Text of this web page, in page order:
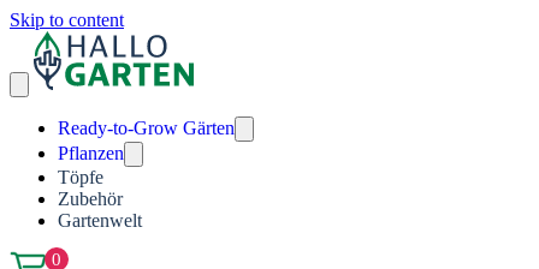
Skip to content
Ready-to-Grow Gärten
Pflanzen
Töpfe
Zubehör
Gartenwelt
0